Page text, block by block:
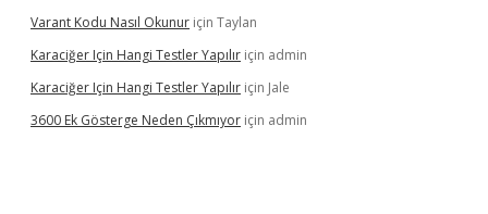
Varant Kodu Nasıl Okunur için Taylan
Karaciğer Için Hangi Testler Yapılır için admin
Karaciğer Için Hangi Testler Yapılır için Jale
3600 Ek Gösterge Neden Çıkmıyor için admin